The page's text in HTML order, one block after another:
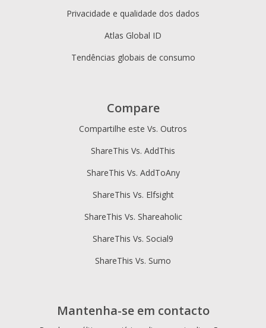
Privacidade e qualidade dos dados
Atlas Global ID
Tendências globais de consumo
Compare
Compartilhe este Vs. Outros
ShareThis Vs. AddThis
ShareThis Vs. AddToAny
ShareThis Vs. Elfsight
ShareThis Vs. Shareaholic
ShareThis Vs. Social9
ShareThis Vs. Sumo
Mantenha-se em contacto